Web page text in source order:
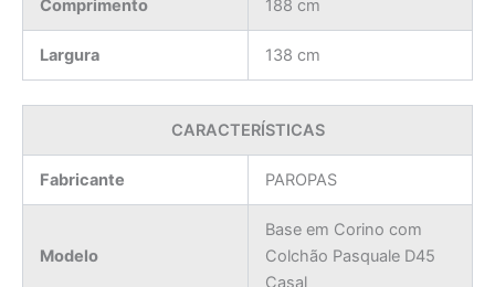
Comprimento 188 cm
Largura 138 cm
CARACTERÍSTICAS
Fabricante PAROPAS
Modelo
Base em Corino com
Colchão Pasquale D45
Casal